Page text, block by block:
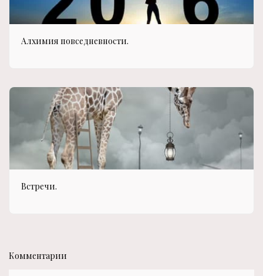
Алхимия повседневности.
Встречи.
Комментарии